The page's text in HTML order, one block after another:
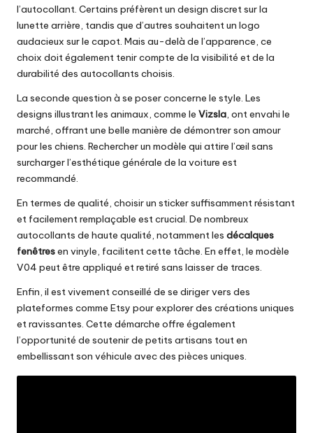
l’autocollant. Certains préfèrent un design discret sur la
lunette arrière, tandis que d’autres souhaitent un logo
audacieux sur le capot. Mais au-delà de l’apparence, ce
choix doit également tenir compte de la visibilité et de la
durabilité des autocollants choisis.
La seconde question à se poser concerne le style. Les
designs illustrant les animaux, comme le Vizsla, ont envahi le
marché, offrant une belle manière de démontrer son amour
pour les chiens. Rechercher un modèle qui attire l’œil sans
surcharger l’esthétique générale de la voiture est
recommandé.
En termes de qualité, choisir un sticker suffisamment résistant
et facilement remplaçable est crucial. De nombreux
autocollants de haute qualité, notamment les décalques
fenêtresen vinyle, facilitent cette tâche. En effet, le modèle
V04 peut être appliqué et retiré sans laisser de traces.
Enfin, il est vivement conseillé de se diriger vers des
plateformes comme Etsy pour explorer des créations uniques
et ravissantes. Cette démarche offre également
l’opportunité de soutenir de petits artisans tout en
embellissant son véhicule avec des pièces uniques.